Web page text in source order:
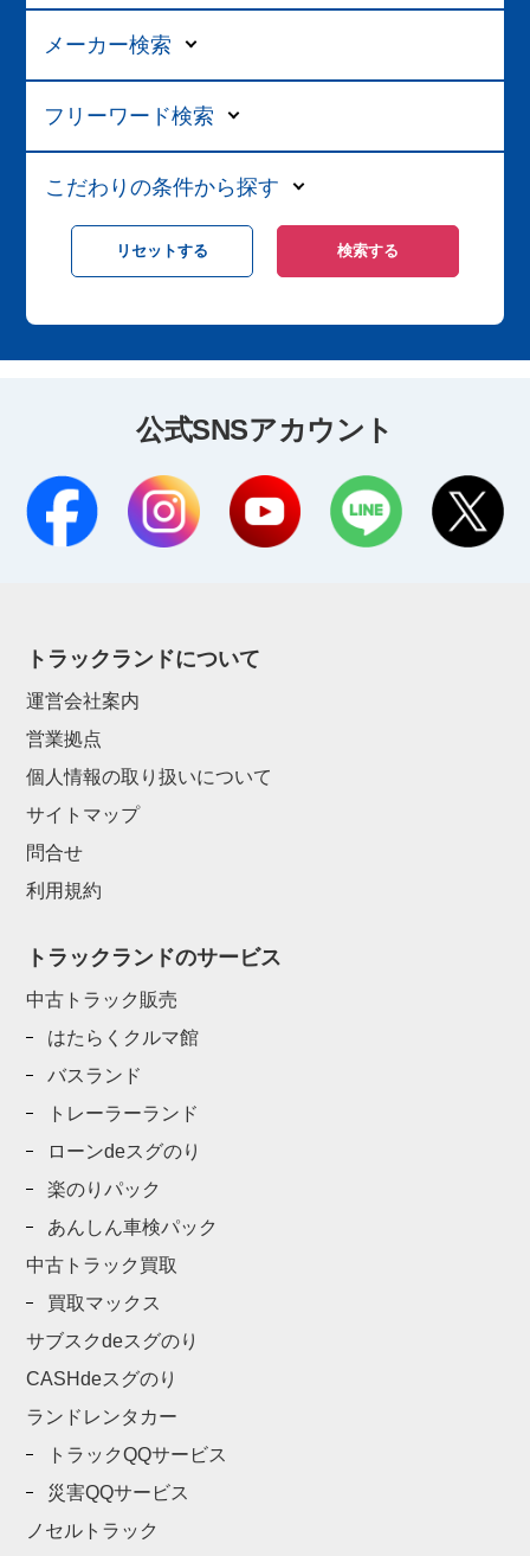
メーカー検索
フリーワード検索
こだわりの条件から探す
公式SNSアカウント
トラックランドについて
運営会社案内
営業拠点
個人情報の取り扱いについて
サイトマップ
問合せ
利用規約
トラックランドのサービス
中古トラック販売
はたらくクルマ館
バスランド
トレーラーランド
ローンdeスグのり
楽のりパック
あんしん車検パック
中古トラック買取
買取マックス
サブスクdeスグのり
CASHdeスグのり
ランドレンタカー
トラックQQサービス
災害QQサービス
ノセルトラック